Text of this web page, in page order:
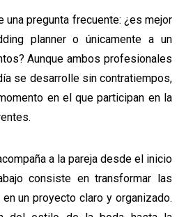
una pregunta frecuente: ¿es mejor
planner o únicamente a un
Aunque ambos profesionales
se desarrolle sin contratiempos,
en el que participan en la
a la pareja desde el inicio
consiste en transformar las
un proyecto claro y organizado.